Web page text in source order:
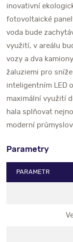
inovativní
fotovoltaické
voda bude
využití, v areálu
vozy a dva
žaluziemi pro
inteligentním LED
maximální využití
hala splňovat
moderní
Parametry
PARAMETR